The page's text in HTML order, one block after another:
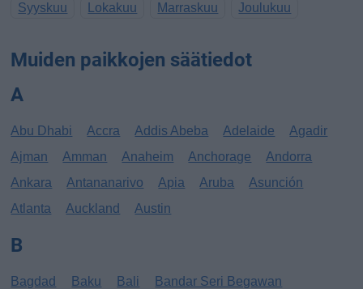
Syyskuu
Lokakuu Marraskuu Joulukuu
Muiden paikkojen säätiedot
A
Abu Dhabi Accra Addis Abeba Adelaide
Agadir
Ajman
Amman Anaheim Anchorage
Andorra
Ankara
Antananarivo Apia Aruba
Asunción
Atlanta
Auckland Austin
B
Bagdad Baku Bali
Bandar Seri Begawan